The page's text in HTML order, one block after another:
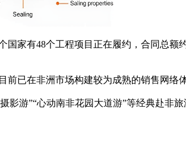
有48个工程项目正在履约，合同总额
已在非洲市场构建较为成熟的销售网络
游”“心动南非花园大道游”等经典赴非旅